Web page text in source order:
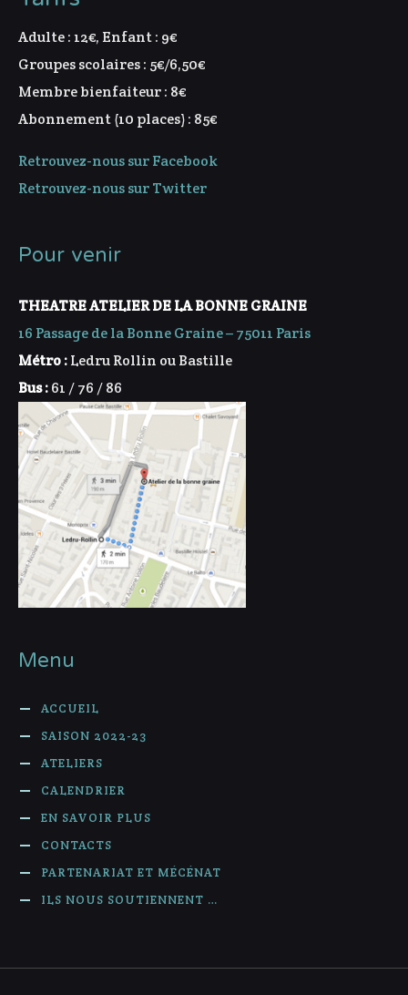
Adulte : 12€, Enfant : 9€
Groupes scolaires : 5€/6,50€
Membre bienfaiteur : 8€
Abonnement (10 places) : 85€
Retrouvez-nous sur Facebook
Retrouvez-nous sur Twitter
Pour venir
THEATRE ATELIER DE LA BONNE GRAINE
16 Passage de la Bonne Graine – 75011 Paris
Métro :Ledru Rollin ou Bastille
Bus :61 / 76 / 86
Menu
ACCUEIL
SAISON 2022-23
ATELIERS
CALENDRIER
EN SAVOIR PLUS
CONTACTS
PARTENARIAT ET MÉCÉNAT
ILS NOUS SOUTIENNENT …